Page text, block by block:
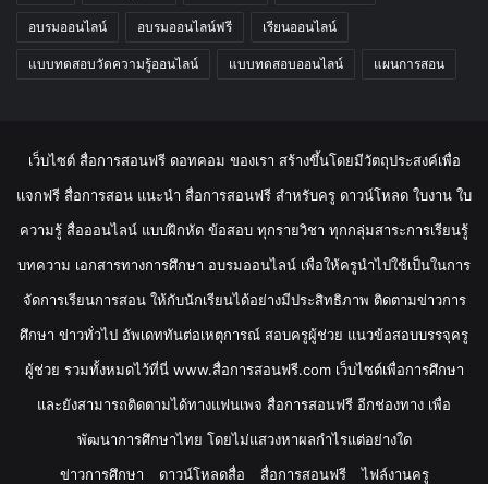
อบรมออนไลน์ อบรมออนไลน์ฟรี เรียนออนไลน์
แบบทดสอบวัดความรู้ออนไลน์ แบบทดสอบออนไลน์ แผนการสอน
เว็บไซต์ สื่อการสอนฟรี ดอทคอม ของเรา สร้างขึ้นโดยมีวัตถุประสงค์เพื่อ
แจกฟรี สื่อการสอน แนะนำ สื่อการสอนฟรี สำหรับครู ดาวน์โหลด ใบงาน ใบ
ความรู้ สื่อออนไลน์ แบบฝึกหัด ข้อสอบ ทุกรายวิชา ทุกกลุ่มสาระการเรียนรู้
บทความ เอกสารทางการศึกษา อบรมออนไลน์ เพื่อให้ครูนำไปใช้เป็นในการ
จัดการเรียนการสอน ให้กับนักเรียนได้อย่างมีประสิทธิภาพ ติดตามข่าวการ
ศึกษา ข่าวทั่วไป อัพเดททันต่อเหตุการณ์ สอบครูผู้ช่วย แนวข้อสอบบรรจุครู
ผู้ช่วย รวมทั้งหมดไว้ที่นี่ www.สื่อการสอนฟรี.com เว็บไซต์เพื่อการศึกษา
และยังสามารถติดตามได้ทางแฟนเพจ สื่อการสอนฟรี อีกช่องทาง เพื่อ
พัฒนาการศึกษาไทย โดยไม่แสวงหาผลกำไรแต่อย่างใด
ข่าวการศึกษา
ดาวน์โหลดสื่อ สื่อการสอนฟรี ไฟล์งานครู